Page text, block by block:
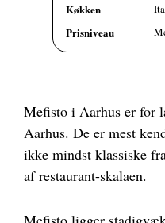
Køkken
Prisniveau
Mefisto i Aarhus er for
Aarhus. De er mest
ikke mindst klassiske
af restaurant-skalaen.